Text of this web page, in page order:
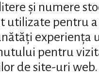
și numere
utilizate pentru
experiența
pentru
de site-uri web.